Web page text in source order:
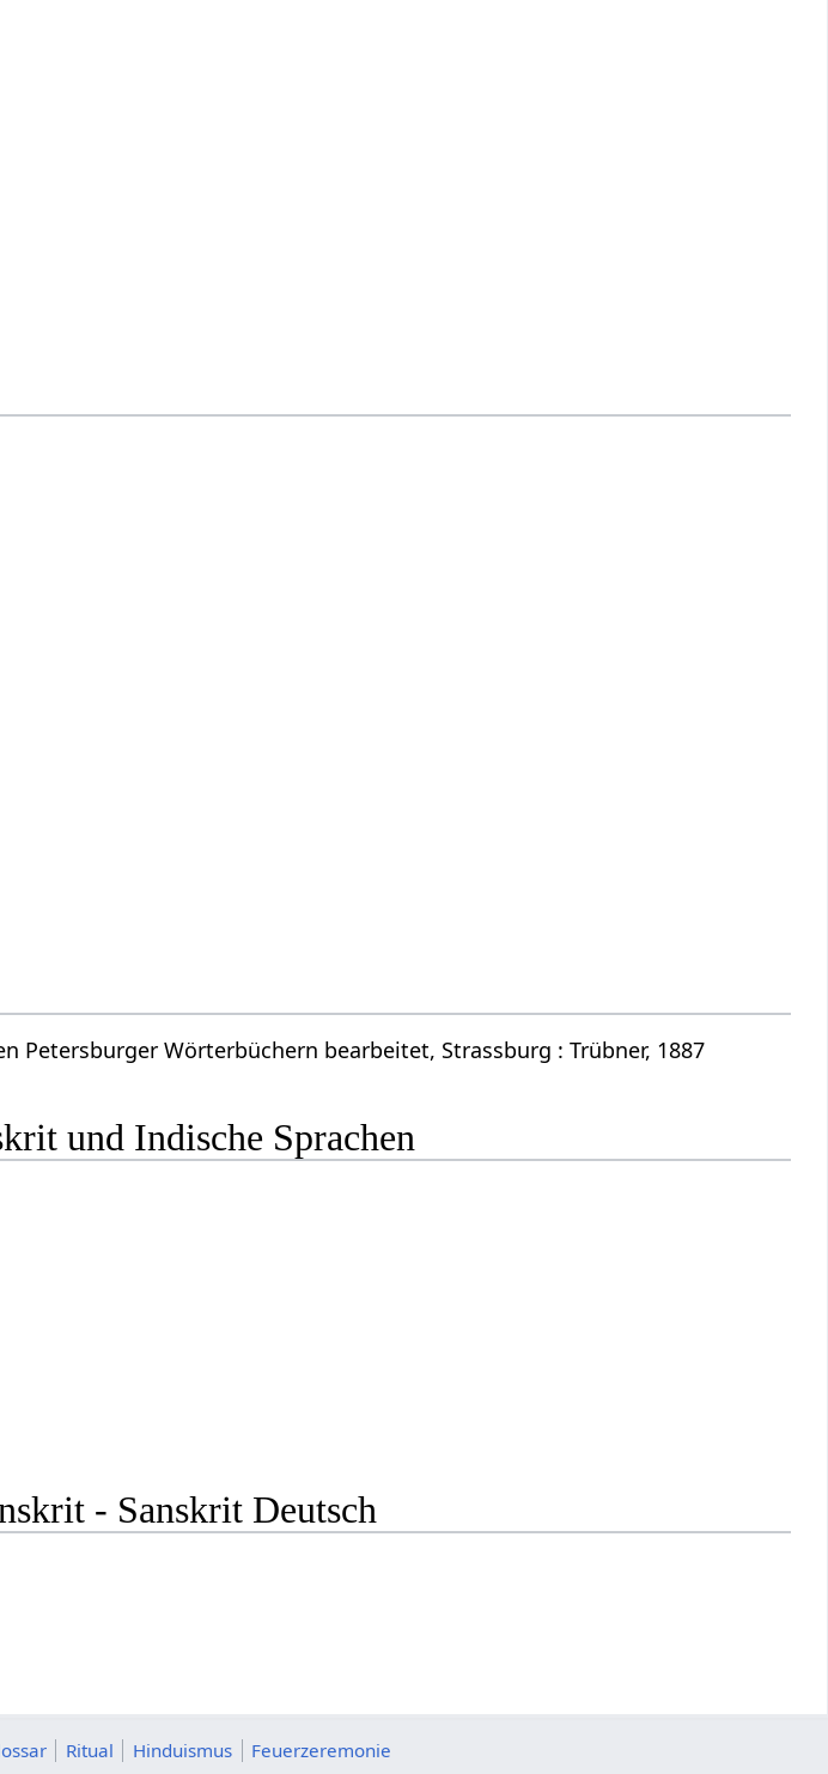
Petersburger Wörterbüchern bearbeitet, Strassburg : Trübner, 1887
und Indische Sprachen
- Sanskrit Deutsch
Ritual Hinduismus Feuerzeremonie